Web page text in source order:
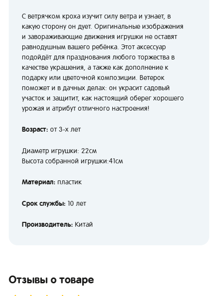
С ветрячком кроха изучит силу ветра и узнает, в
какую сторону он дует. Оригинальные изображения
и завораживающие движения игрушки не оставят
равнодушным вашего ребёнка. Этот аксессуар
подойдёт для празднования любого торжества в
качестве украшения, а также как дополнение к
подарку или цветочной композиции. Ветерок
поможет и в дачных делах: он украсит садовый
участок и защитит, как настоящий оберег хорошего
урожая и атрибут отличного настроения!
Возраст: от 3-х лет
Диаметр игрушки: 22см
Высота собранной игрушки:41см
Материал: пластик
Срок службы: 10 лет
Производитель: Китай
Отзывы о товаре